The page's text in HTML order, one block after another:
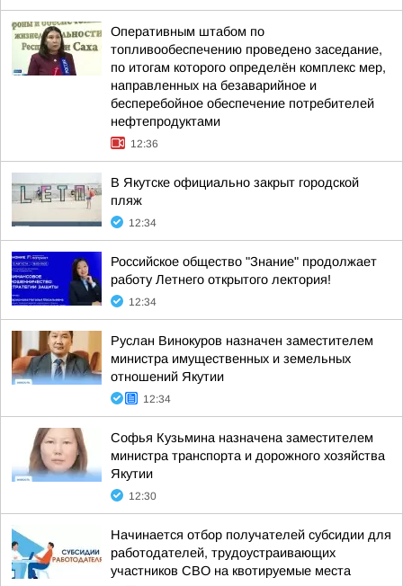
Оперативным штабом по
топливообеспечению проведено заседание,
по итогам которого определён комплекс мер,
направленных на безаварийное и
бесперебойное обеспечение потребителей
нефтепродуктами
12:36
В Якутске официально закрыт городской
пляж
12:34
Российское общество "Знание" продолжает
работу Летнего открытого лектория!
12:34
Руслан Винокуров назначен заместителем
министра имущественных и земельных
отношений Якутии
12:34
Софья Кузьмина назначена заместителем
министра транспорта и дорожного хозяйства
Якутии
12:30
Начинается отбор получателей субсидии для
работодателей, трудоустраивающих
участников СВО на квотируемые места